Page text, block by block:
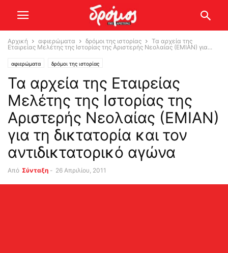
Αρχική αφιερώματα δρόμοι της ιστορίας
Τα αρχεία της
Εταιρείας Μελέτης της Ιστορίας της Αριστερής Νεολαίας (ΕΜΙΑΝ) για...
αφιερώματα δρόμοι της ιστορίας
Τα αρχεία της Εταιρείας
Μελέτης της Ιστορίας της
Αριστερής Νεολαίας (ΕΜΙΑΝ)
για τη δικτατορία και τον
αντιδικτατορικό αγώνα
Από Σύνταξη - 26 Απριλίου, 2011